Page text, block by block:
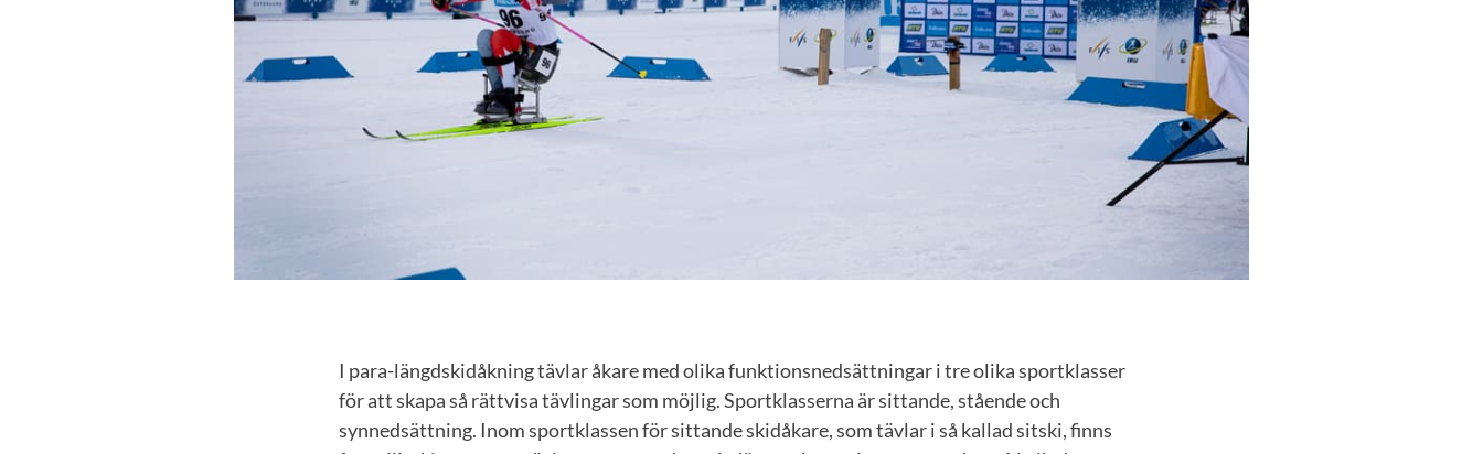
I para-längdskidåkning tävlar åkare med olika funktionsnedsättningar i tre olika sportklasser
för att skapa så rättvisa tävlingar som möjlig. Sportklasserna är sittande, stående och
synnedsättning. Inom sportklassen för sittande skidåkare, som tävlar i så kallad sitski, finns